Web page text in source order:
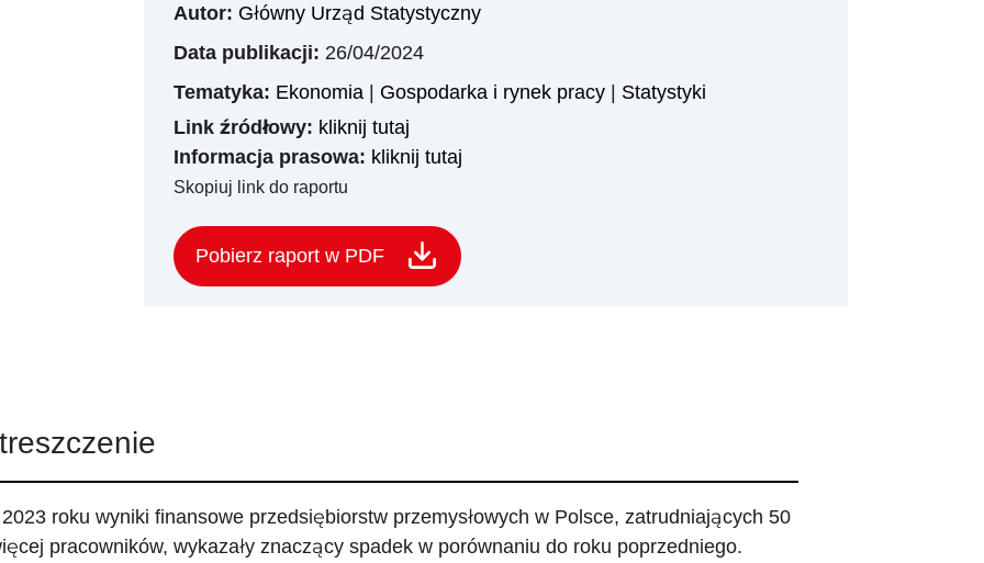
Autor: Główny Urząd Statystyczny
Data publikacji: 26/04/2024
Tematyka: Ekonomia| Gospodarka i rynek pracy| Statystyki
Link źródłowy: kliknij tutaj
Informacja prasowa: kliknij tutaj
Skopiuj link do raportu
Pobierz raport w PDF
roku wyniki finansowe przedsiębiorstw przemysłowych w Polsce, zatrudniających 50
pracowników, wykazały znaczący spadek w porównaniu do roku poprzedniego.